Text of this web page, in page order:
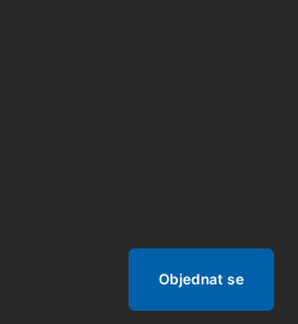
Objednat se